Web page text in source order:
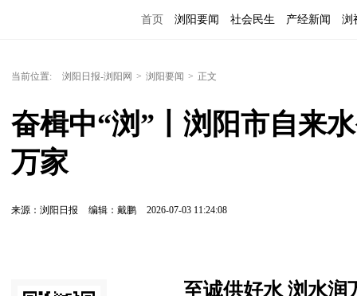
首页 浏阳要闻 社会民生 产经新闻 浏
当前位置: 浏阳日报-浏阳网 > 浏阳要闻 > 正文
奋楫中“浏”丨浏阳市自来
万家
来源：浏阳日报 编辑：戴鹏 2026-07-03 11:24:08
至诚供好水 浏水润